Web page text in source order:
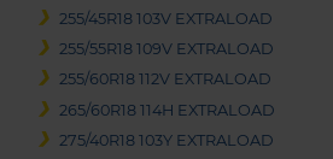
255/45R18 103V EXTRALOAD
255/55R18 109V EXTRALOAD
255/60R18 112V EXTRALOAD
265/60R18 114H EXTRALOAD
275/40R18 103Y EXTRALOAD